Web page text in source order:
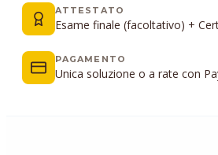
ATTESTATO
Esame finale (facoltativo) +
PAGAMENTO
Unica soluzione o a rate con